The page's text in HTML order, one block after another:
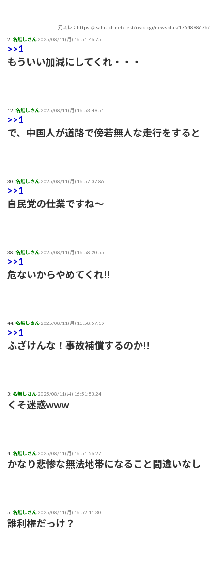
元スレ：https://asahi.5ch.net/test/read.cgi/newsplus/1754898676/
2: 名無しさん2025/08/11(月) 16:51:46.75
>>1
もういい加減にしてくれ・・・
12: 名無しさん2025/08/11(月) 16:53:49.51
>>1
で、中国人が道路で傍若無人な走行をすると
30: 名無しさん2025/08/11(月) 16:57:07.86
>>1
自民党の仕業ですね～
38: 名無しさん2025/08/11(月) 16:58:20.55
>>1
危ないからやめてくれ!!
44: 名無しさん2025/08/11(月) 16:58:57.19
>>1
ふざけんな！事故補償するのか!!
3: 名無しさん2025/08/11(月) 16:51:53.24
くそ迷惑www
4: 名無しさん2025/08/11(月) 16:51:56.27
かなり悲惨な無法地帯になること間違いなし
5: 名無しさん2025/08/11(月) 16:52:11.30
誰利権だっけ？